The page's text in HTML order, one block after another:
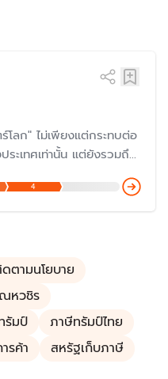
โลก" ไม่เพียงแต่กระทบต่อ
ระเทศเท่านั้น แต่ยังรวมถึง
ำนาจใช้เป็น "อาวุธ" หรือที่
ป็นความท้าทายว่า
คใหม่ไปได้อย่างไร
4
ตามนโยบาย
หวชิร
รัมป์
ภาษีทรัมป์ไทย
รค้า
สหรัฐเก็บภาษี